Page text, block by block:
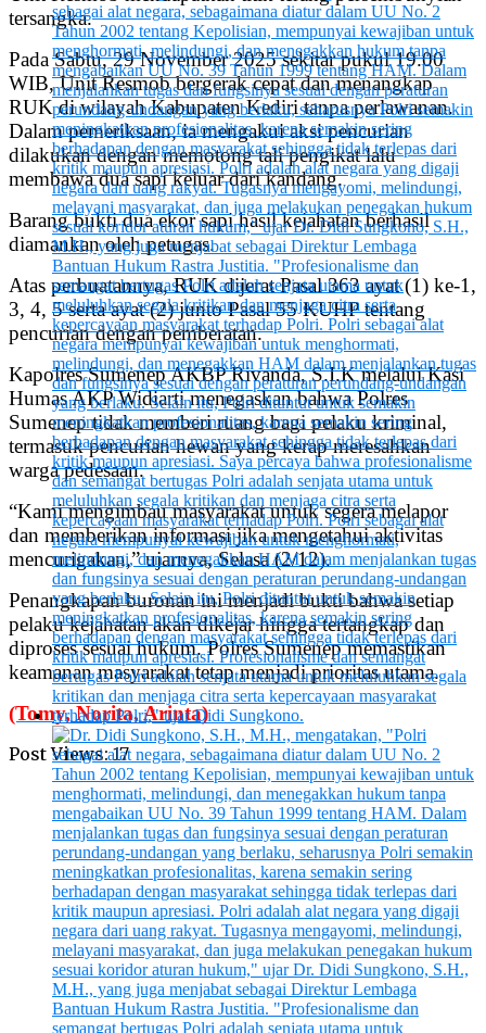
tersangka.
Pada Sabtu, 29 November 2025 sekitar pukul 19.00
WIB, Unit Resmob bergerak cepat dan menangkap
RUK di wilayah Kabupaten Kediri tanpa perlawanan.
Dalam pemeriksaan, ia mengakui aksi pencurian
dilakukan dengan memotong tali pengikat lalu
membawa dua sapi keluar dari kandang.
Barang bukti dua ekor sapi hasil kejahatan berhasil
diamankan oleh petugas.
Atas perbuatannya, RUK dijerat Pasal 363 ayat (1) ke-1,
3, 4, 5 serta ayat (2) junto Pasal 55 KUHP tentang
pencurian dengan pemberatan.
Kapolres Sumenep AKBP Rivanda, S.I.K melalui Kasi
Humas AKP Widiarti menegaskan bahwa Polres
Sumenep tidak memberi ruang bagi pelaku kriminal,
termasuk pencurian hewan yang kerap meresahkan
warga pedesaan.
“Kami mengimbau masyarakat untuk segera melapor
dan memberikan informasi jika mengetahui aktivitas
mencurigakan,” ujarnya, Selasa (2/12).
Penangkapan buronan ini menjadi bukti bahwa setiap
pelaku kejahatan akan dikejar hingga tertangkap dan
diproses sesuai hukum. Polres Sumenep memastikan
keamanan masyarakat tetap menjadi prioritas utama.
(Tomy, Norita, Arinta)
Post Views: 17